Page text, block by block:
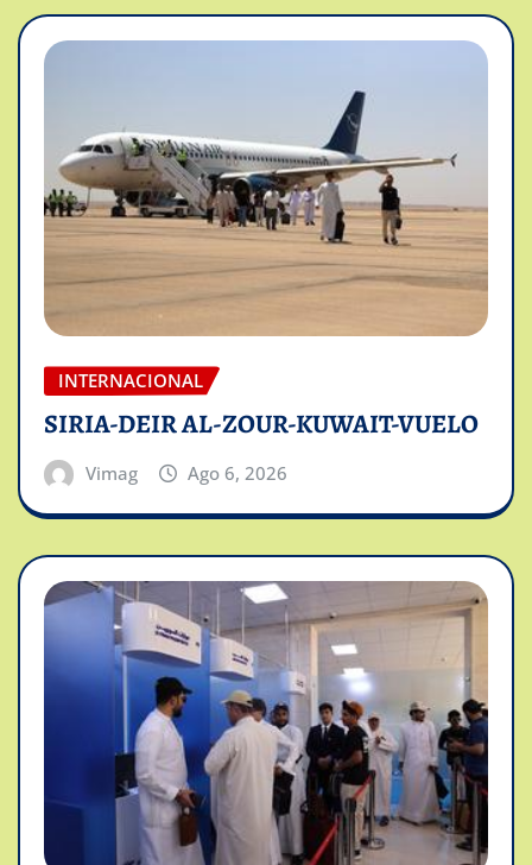
INTERNACIONAL
SIRIA-DEIR AL-ZOUR-KUWAIT-VUELO
Vimag Ago 6, 2026